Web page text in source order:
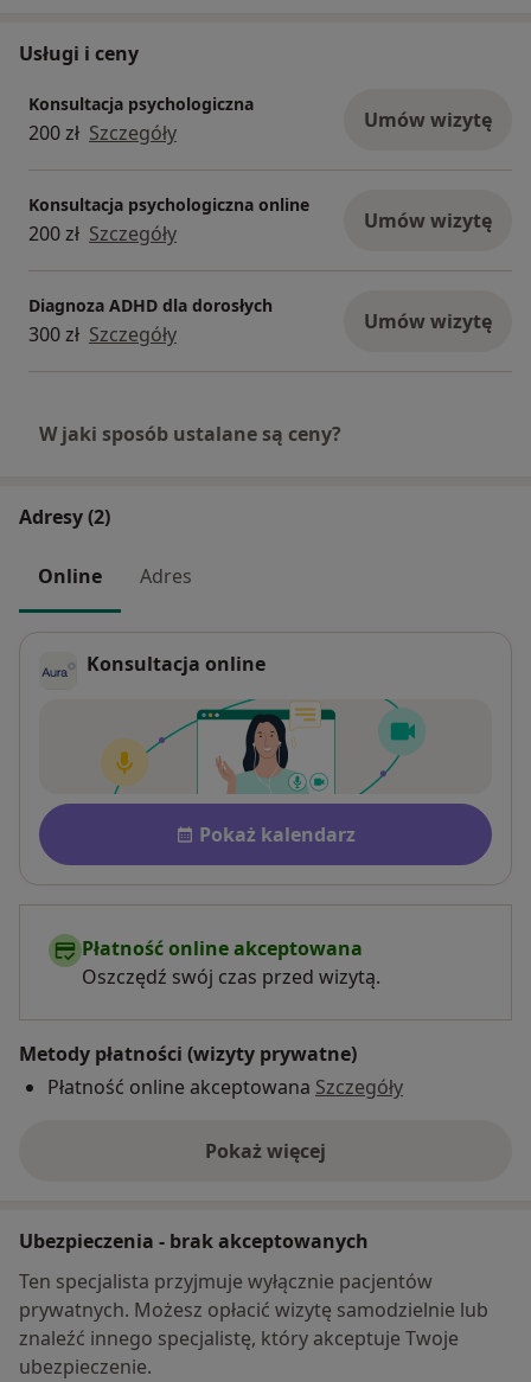
Usługi i ceny
Konsultacja psychologiczna
200 zł Szczegóły Umów wizytę
Konsultacja psychologiczna online
200 zł Szczegóły Umów wizytę
Diagnoza ADHD dla dorosłych
300 zł Szczegóły Umów wizytę
W jaki sposób ustalane są ceny?
Adresy (2)
Online Adres
Konsultacja online
Dostępność
Pokaż kalendarz
Płatność online akceptowana
Oszczędź swój czas przed wizytą.
Metody płatności (wizyty prywatne)
Płatność online akceptowana Szczegóły
Pokaż więcej
o adresie
Ubezpieczenia - brak akceptowanych
Ten specjalista przyjmuje wyłącznie pacjentów
prywatnych. Możesz opłacić wizytę samodzielnie lub
znaleźć innego specjalistę, który akceptuje Twoje
ubezpieczenie.